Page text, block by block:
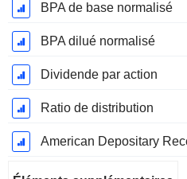
BPA de base normalisé
BPA dilué normalisé
Dividende par action
Ratio de distribution
American Depositary